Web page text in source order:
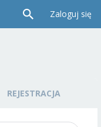
Zaloguj się
REJESTRACJA